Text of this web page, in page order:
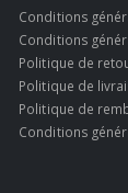
Conditions
Conditions
Politique de
Politique de
Politique de
Conditions